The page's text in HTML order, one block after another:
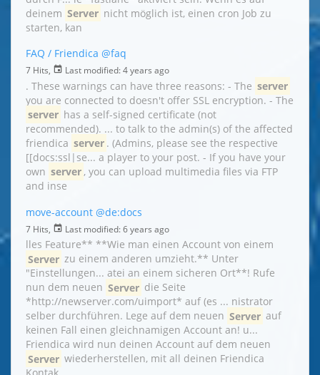
deinem Server nicht möglich ist, einen cron Job zu
starten, kan
FAQ / Friendica @faq
7 Hits, Last modified: 4 years ago
. These warnings can have three reasons: - The server
you are connected to doesn't offer SSL encryption. - The
server has a self-signed certificate (not
recommended). ... to talk to the admin(s) of the affected
friendica server . (Admins, please see the respective
[[docs:ssl|se... a player to your post. - If you have your
own server , you can upload multimedia files via FTP
and inse
move-account @de:docs
7 Hits, Last modified: 6 years ago
lles Feature** **Wie man einen Account von einem
Server zu einem anderen umzieht.** Unter
"Einstellungen... atei an einem sicheren Ort**! Rufe
nun dem neuen Server die Seite
*http://newserver.com/uimport* auf (es ... nistrator
selber durchführen. Lege auf dem neuen Server auf
keinen Fall einen gleichnamigen Account an! u...
Friendica wird nun deinen Account auf dem neuen
Server wiederherstellen, mit all deinen Friendica